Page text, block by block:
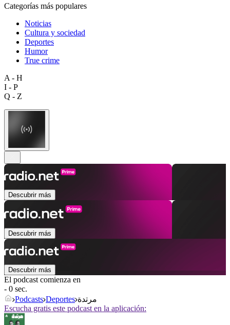
Categorías más populares
Noticias
Cultura y sociedad
Deportes
Humor
True crime
A - H
I - P
Q - Z
Descubrir más
Descubrir más
Descubrir más
El podcast comienza en
- 0 sec.
Podcasts Deportes مرتدة
Escucha gratis este podcast en la aplicación: